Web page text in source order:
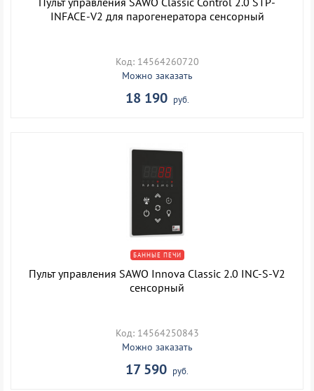
INFACE-V2 для парогенератора сенсорный
Код: 14564260720
Можно заказать
18 190 руб.
БАННЫЕ ПЕЧИ
Пульт управления SAWO Innova Classiс 2.0 INC-S-V2
сенсорный
Код: 14564250843
Можно заказать
17 590 руб.